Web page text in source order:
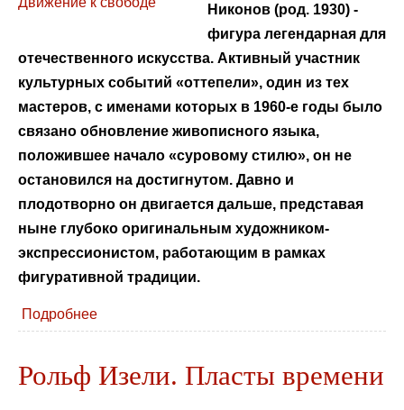
Никонов (род. 1930) -
фигура легендарная для
отечественного искусства. Активный участник
культурных событий «оттепели», один из тех
мастеров, с именами которых в 1960-е годы было
связано обновление живописного языка,
положившее начало «суровому стилю», он не
остановился на достигнутом. Давно и
плодотворно он двигается дальше, представая
ныне глубоко оригинальным художником-
экспрессионистом, работающим в рамках
фигуративной традиции.
Подробнее
Рольф Изели. Пласты времени